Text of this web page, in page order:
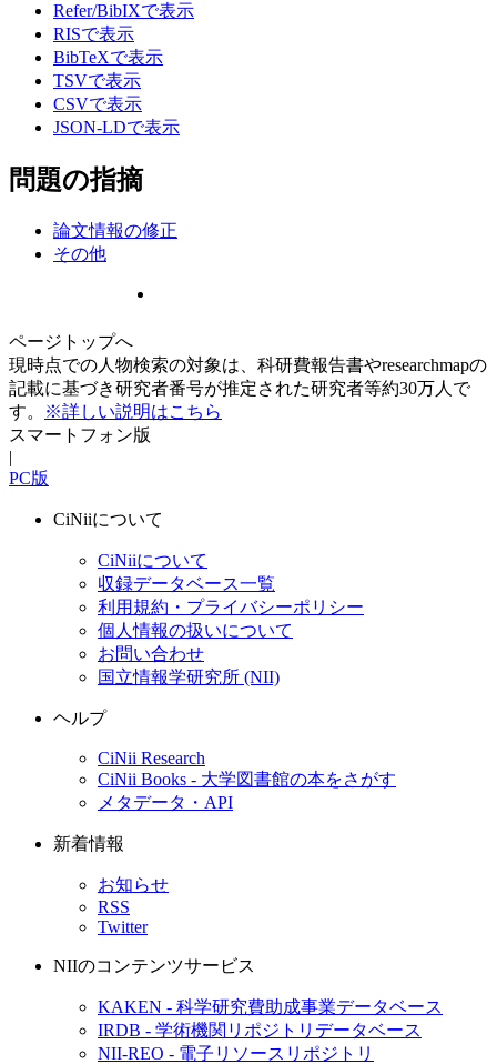
Refer/BibIXで表示
RISで表示
BibTeXで表示
TSVで表示
CSVで表示
JSON-LDで表示
問題の指摘
論文情報の修正
その他
ページトップへ
現時点での人物検索の対象は、科研費報告書やresearchmapの
記載に基づき研究者番号が推定された研究者等約30万人で
す。
※詳しい説明はこちら
スマートフォン版
|
PC版
CiNiiについて
CiNiiについて
収録データベース一覧
利用規約・プライバシーポリシー
個人情報の扱いについて
お問い合わせ
国立情報学研究所 (NII)
ヘルプ
CiNii Research
CiNii Books - 大学図書館の本をさがす
メタデータ・API
新着情報
お知らせ
RSS
Twitter
NIIのコンテンツサービス
KAKEN - 科学研究費助成事業データベース
IRDB - 学術機関リポジトリデータベース
NII-REO - 電子リソースリポジトリ